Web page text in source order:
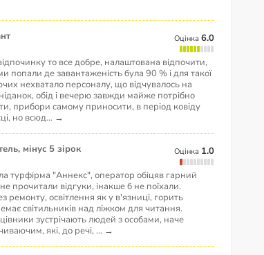
Оцінка
6.0
то все добре, налаштована відпочити,
попали де завантаженість була 90 % і для такої
нехватало персоналу, що відчувалось на
обід і вечерю завжди майже потрібно
прибори самому приносити, в період ковіду
но всюд... →
мінус 5 зірок Оцінка
1.0
турфірма "Аннекс", оператор обіцяв гарний
прочитали відгуки, інакше б не поїхали.
ремонту, освітлення як у в'язниці, горить
світильників над ліжком для читання.
зустрічають людей з особами, наче
які, до речі, ... →